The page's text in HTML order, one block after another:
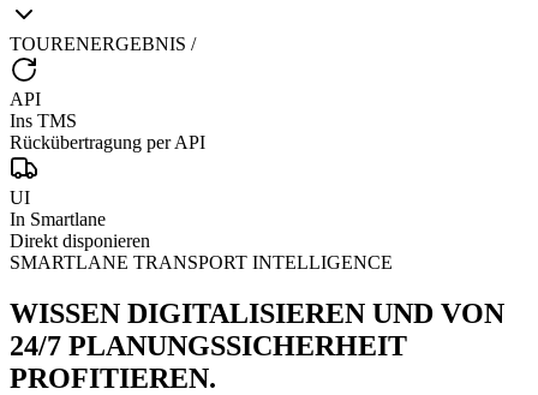
TOURENERGEBNIS /
API
Ins TMS
Rückübertragung per API
UI
In Smartlane
Direkt disponieren
SMARTLANE TRANSPORT INTELLIGENCE
WISSEN DIGITALISIEREN UND VON
24/7 PLANUNGSSICHERHEIT
PROFITIEREN.